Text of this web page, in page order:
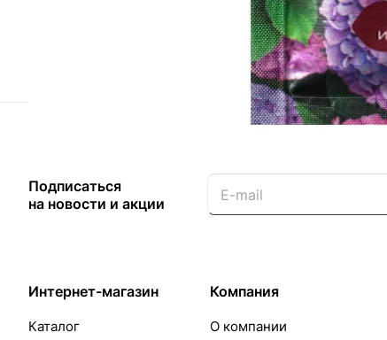
Подписаться
на новости и акции
Интернет-магазин
Каталог
Компания
О компании